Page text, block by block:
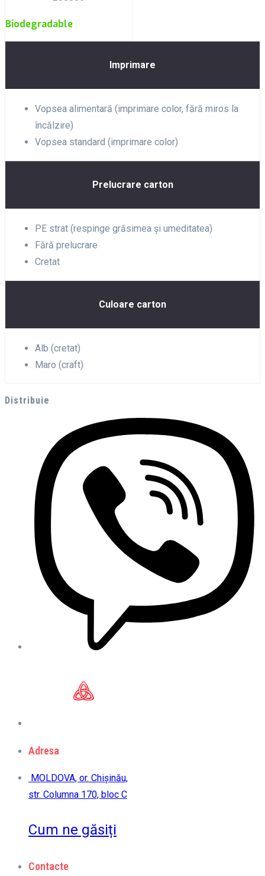
Biodegradable
Imprimare
Vopsea alimentară (imprimare color, fără miros la
încălzire)
Vopsea standard (imprimare color)
Prelucrare carton
PE strat (respinge grăsimea și umeditatea)
Fără prelucrare
Cretat
Culoare carton
Alb (cretat)
Maro (craft)
Distribuie
Adresa
MOLDOVA, or. Chișinău,
str. Columna 170, bloc C
Cum ne găsiți
Contacte